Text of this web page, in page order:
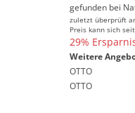
gefunden bei
zuletzt überprüft
Preis kann sich
29%
Weitere
OTTO
OTTO